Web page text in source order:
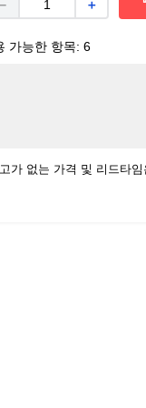
＋
가능한 항목: 6
가 없는 가격 및 리드타